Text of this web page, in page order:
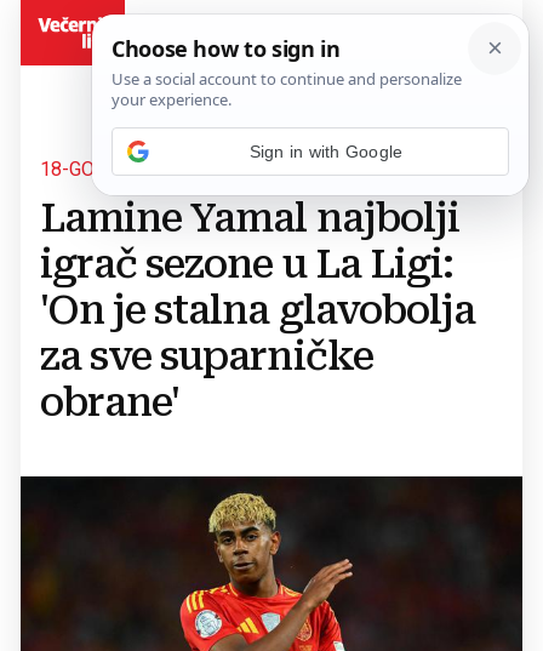
18-GODIŠNJI NOGOMETAŠ BARCELONE
Lamine Yamal najbolji
igrač sezone u La Ligi:
'On je stalna glavobolja
za sve suparničke
obrane'
Sign in with Google